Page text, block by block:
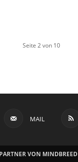
Seite 2 von 10
MAIL
PARTNER VON MINDBREED